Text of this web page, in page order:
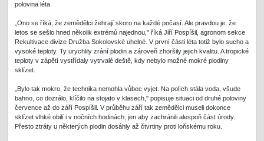
polovina léta.
„Ono se říká, že zemědělci žehrají skoro na každé počasí. Ale pravdou je, že
letos se sešlo hned několik extrémů najednou," říká Jiří Pospíšil, agronom sekce
Rekultivace divize Družba Sokolovské uhelné. V první části léta totiž bylo sucho a
vysoké teploty. Ty urychlily zrání plodin a zároveň zhoršily jejich kvalitu. A tropické
teploty v zápětí vystřídaly vytrvalé deště, kdy nebylo možné mokré plodiny
sklízet.
„Bylo tak mokro, že technika nemohla vůbec vyjet. Na polích stála voda, všude
bahno, co dozrálo, klíčilo na stojato v klasech," popisuje situaci od druhé poloviny
července až do září Pospíšil. V průběhu září tak zemědělci museli dokonce
sklízet vlhké obilí i v nočních hodinách, jen aby zachránili alespoň část úrody.
Přesto ztráty u některých plodin dosáhly až čtvrtiny proti loňskému roku.